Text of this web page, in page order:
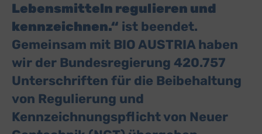
Lebensmitteln regulieren und
kennzeichnen.“ ist beendet.
Gemeinsam mit BIO AUSTRIA haben
wir der Bundesregierung 420.757
Unterschriften für die Beibehaltung
von Regulierung und
Kennzeichnungspflicht von Neuer